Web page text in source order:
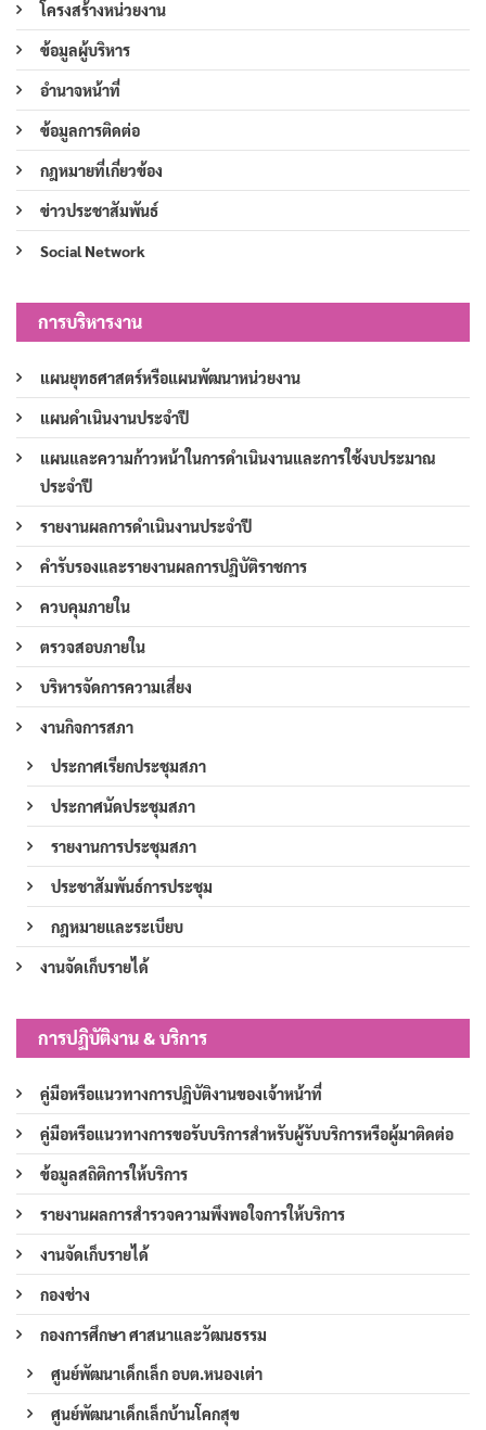
โครงสร้างหน่วยงาน
ข้อมูลผู้บริหาร
อำนาจหน้าที่
ข้อมูลการติดต่อ
กฎหมายที่เกี่ยวข้อง
ข่าวประชาสัมพันธ์
Social Network
การบริหารงาน
แผนยุทธศาสตร์หรือแผนพัฒนาหน่วยงาน
แผนดำเนินงานประจำปี
แผนและความก้าวหน้าในการดำเนินงานและการใช้งบประมาณ
ประจำปี
รายงานผลการดำเนินงานประจำปี
คำรับรองและรายงานผลการปฏิบัติราชการ
ควบคุมภายใน
ตรวจสอบภายใน
บริหารจัดการความเสี่ยง
งานกิจการสภา
ประกาศเรียกประชุมสภา
ประกาศนัดประชุมสภา
รายงานการประชุมสภา
ประชาสัมพันธ์การประชุม
กฎหมายและระเบียบ
งานจัดเก็บรายได้
การปฏิบัติงาน & บริการ
คู่มือหรือแนวทางการปฏิบัติงานของเจ้าหน้าที่
คู่มือหรือแนวทางการขอรับบริการสำหรับผู้รับบริการหรือผู้มาติดต่อ
ข้อมูลสถิติการให้บริการ
รายงานผลการสำรวจความพึงพอใจการให้บริการ
งานจัดเก็บรายได้
กองช่าง
กองการศึกษา ศาสนาและวัฒนธรรม
ศูนย์พัฒนาเด็กเล็ก อบต.หนองเต่า
ศูนย์พัฒนาเด็กเล็กบ้านโคกสุข